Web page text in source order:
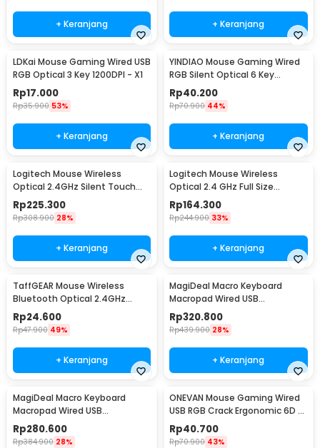
+ Keranjang + Keranjang
LDKai Mouse Gaming Wired USB
RGB Optical 3 Key 1200DPI - X1
Rp17.000
Rp35.900 53%
+ Keranjang
YINDIAO Mouse Gaming Wired
RGB Silent Optical 6 Key
3200DPI - G5
Rp40.200
Rp70.900 44%
+ Keranjang
Logitech Mouse Wireless
Optical 2.4GHz Silent Touch
1000DPI - M331
Rp225.300
Rp308.900 28%
+ Keranjang
Logitech Mouse Wireless
Optical 2.4 GHz Full Size
Ergonomic 1000DPI - M190
Rp164.300
Rp244.900 33%
+ Keranjang
TaffGEAR Mouse Wireless
Bluetooth Optical 2.4GHz
Silent Click 1600DPI - E1300
Rp24.600
Rp47.900 49%
+ Keranjang
MagiDeal Macro Keyboard
Macropad Wired USB
Mechanical Gaming Shortcut
12 Tombol 3 Knob - MD-12
Rp320.800
Rp439.900 28%
+ Keranjang
MagiDeal Macro Keyboard
Macropad Wired USB
Mechanical Gaming Shortcut
12 Tombol 3 Knob - MD-12B
Rp280.600
Rp384.900 28%
ONEVAN Mouse Gaming Wired
USB RGB Crack Ergonomic 6D 6
Key 4800DPI - M20
Rp40.700
Rp70.900 43%